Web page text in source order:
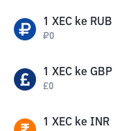
1 XEC ke RUB
₽0
1 XEC ke GBP
£0
1 XEC ke INR